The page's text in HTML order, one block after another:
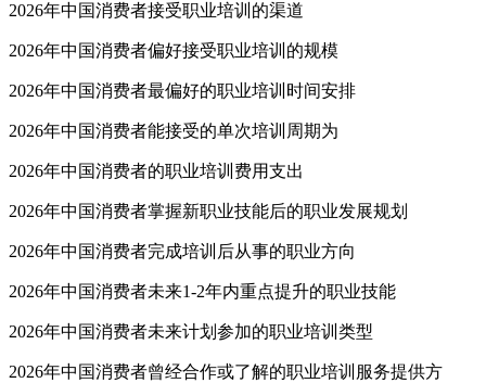
2026年中国消费者接受职业培训的渠道
2026年中国消费者偏好接受职业培训的规模
2026年中国消费者最偏好的职业培训时间安排
2026年中国消费者能接受的单次培训周期为
2026年中国消费者的职业培训费用支出
2026年中国消费者掌握新职业技能后的职业发展规划
2026年中国消费者完成培训后从事的职业方向
2026年中国消费者未来1-2年内重点提升的职业技能
2026年中国消费者未来计划参加的职业培训类型
2026年中国消费者曾经合作或了解的职业培训服务提供方